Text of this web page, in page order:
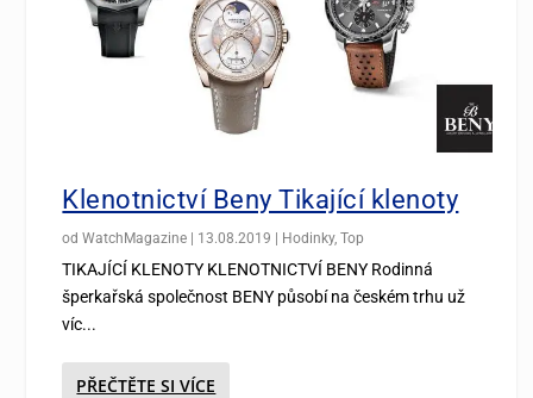
Klenotnictví Beny Tikající klenoty
odWatchMagazine | 13.08.2019 | Hodinky,Top
TIKAJÍCÍ KLENOTY KLENOTNICTVÍ BENY Rodinná
šperkařská společnost BENY působí na českém trhu už
víc...
PŘEČTĚTE SI VÍCE